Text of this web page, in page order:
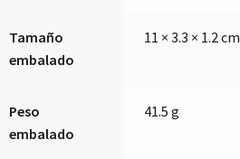
Tamaño
embalado
11 × 3.3 × 1.2 cm
Peso
embalado
41.5 g